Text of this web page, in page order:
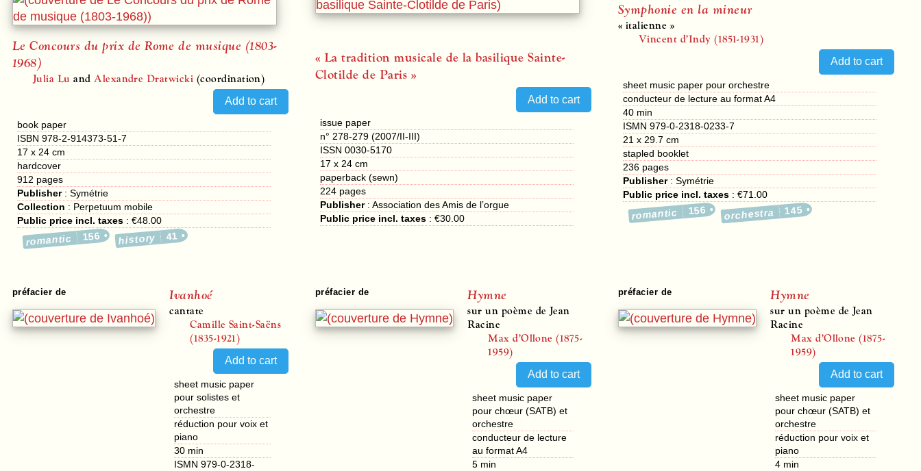
Le Concours du prix de Rome de musique (1803-
1968)
Julia Lu andAlexandre Dratwicki (coordination)
book paper
ISBN 978-2-914373-51-7
17 x 24 cm
hardcover
912 pages
Publisher:Symétrie
Collection : Perpetuum mobile
Public price incl. taxes :€48.00
romantic 156 history 41
« La tradition musicale de la basilique Sainte-
Clotilde de Paris »
issue paper
n° 278-279 (2007/II-III)
ISSN 0030-5170
17 x 24 cm
paperback (sewn)
224 pages
Publisher:Association des Amis de l’orgue
Public price incl. taxes :€30.00
Symphonie en la mineur
« italienne »
Vincent d’Indy (1851-1931)
sheet music paper pour orchestre
conducteur de lecture au format A4
40 min
ISMN 979-0-2318-0233-7
21 x 29.7 cm
stapled booklet
236 pages
Publisher:Symétrie
Public price incl. taxes :€71.00
romantic 156 orchestra 145
préfacier de Ivanhoé
cantate
Camille Saint-Saëns
(1835-1921)
sheet music paper
pour solistes et
orchestre
réduction pour voix et
piano
30 min
ISMN 979-0-2318-
préfacier de Hymne
sur un poème de Jean
Racine
Max d’Ollone (1875-
1959)
sheet music paper
pour chœur (SATB) et
orchestre
conducteur de lecture
au format A4
5 min
préfacier de Hymne
sur un poème de Jean
Racine
Max d’Ollone (1875-
1959)
sheet music paper
pour chœur (SATB) et
orchestre
réduction pour voix et
piano
4 min